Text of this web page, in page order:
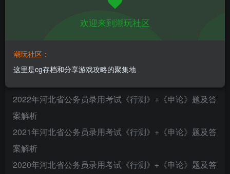
2025年河北省公务员录用考试《行测》题及答案解析
案解析
2023年河北省公务员录用考试《行测》+《申论》题及答
2022年河北省公务员录用考试《行测》+《申论》题及答
案解析
2021年河北省公务员录用考试《行测》+《申论》题及答
案解析
2020年河北省公务员录用考试《行测》+《申论》题及答
欢迎来到潮玩社区
潮玩社区：
这里是cg存档和分享游戏攻略的聚集地